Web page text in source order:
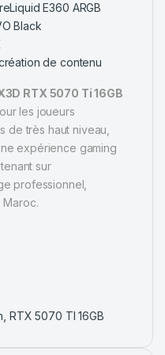
E360 ARGB
Black
de contenu
RTX 5070 Ti 16GB
les joueurs
de très haut niveau,
expérience gaming
sur
professionnel,
Maroc.
RTX 5070 TI 16GB